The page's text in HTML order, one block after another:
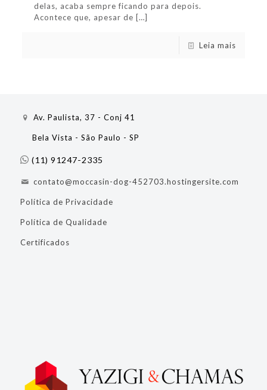
delas, acaba sempre ficando para depois.
Acontece que, apesar de […]
Leia mais
Av. Paulista, 37 - Conj 41
Bela Vista - São Paulo - SP
(11) 91247-2335
contato@moccasin-dog-452703.hostingersite.com
Política de Privacidade
Política de Qualidade
Certificados